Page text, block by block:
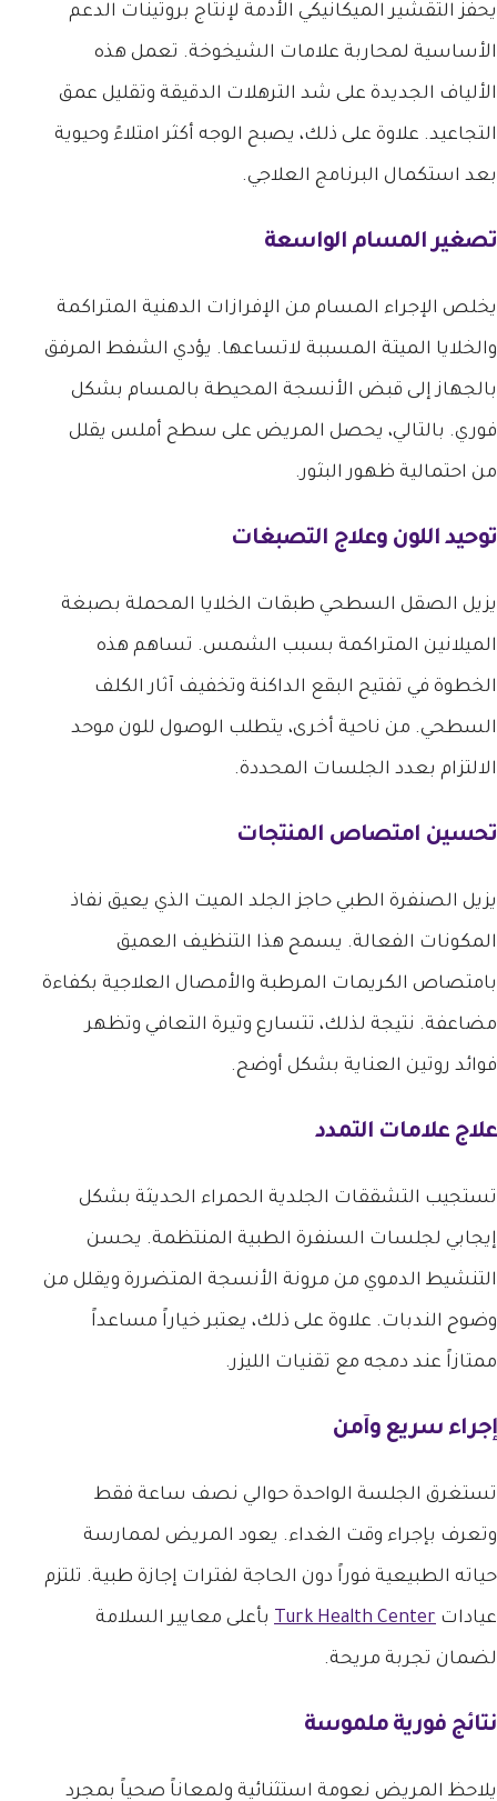
يحفز التقشير الميكانيكي الأدمة لإنتاج بروتينات الدعم
الأساسية لمحاربة علامات الشيخوخة. تعمل هذه
الألياف الجديدة على شد الترهلات الدقيقة وتقليل عمق
التجاعيد. علاوة على ذلك، يصبح الوجه أكثر امتلاءً وحيوية
بعد استكمال البرنامج العلاجي.
تصغير المسام الواسعة
يخلص الإجراء المسام من الإفرازات الدهنية المتراكمة
والخلايا الميتة المسببة لاتساعها. يؤدي الشفط المرفق
بالجهاز إلى قبض الأنسجة المحيطة بالمسام بشكل
فوري. بالتالي، يحصل المريض على سطح أملس يقلل
من احتمالية ظهور البثور.
توحيد اللون وعلاج التصبغات
يزيل الصقل السطحي طبقات الخلايا المحملة بصبغة
الميلانين المتراكمة بسبب الشمس. تساهم هذه
الخطوة في تفتيح البقع الداكنة وتخفيف آثار الكلف
السطحي. من ناحية أخرى، يتطلب الوصول للون موحد
الالتزام بعدد الجلسات المحددة.
تحسين امتصاص المنتجات
يزيل الصنفرة الطبي حاجز الجلد الميت الذي يعيق نفاذ
المكونات الفعالة. يسمح هذا التنظيف العميق
بامتصاص الكريمات المرطبة والأمصال العلاجية بكفاءة
مضاعفة. نتيجة لذلك، تتسارع وتيرة التعافي وتظهر
فوائد روتين العناية بشكل أوضح.
علاج علامات التمدد
تستجيب التشققات الجلدية الحمراء الحديثة بشكل
إيجابي لجلسات السنفرة الطبية المنتظمة. يحسن
التنشيط الدموي من مرونة الأنسجة المتضررة ويقلل من
وضوح الندبات. علاوة على ذلك، يعتبر خياراً مساعداً
ممتازاً عند دمجه مع تقنيات الليزر.
إجراء سريع وآمن
تستغرق الجلسة الواحدة حوالي نصف ساعة فقط
وتعرف بإجراء وقت الغداء. يعود المريض لممارسة
حياته الطبيعية فوراً دون الحاجة لفترات إجازة طبية. تلتزم
عيادات Turk Health Center بأعلى معايير السلامة
لضمان تجربة مريحة.
نتائج فورية ملموسة
يلاحظ المريض نعومة استثنائية ولمعاناً صحياً بمجرد